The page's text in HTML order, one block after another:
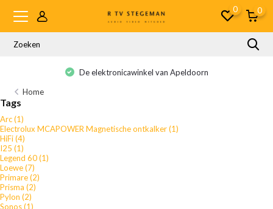
0 0
De elektronicawinkel van Apeldoorn
Home
Tags
Arc(1)
Electrolux MCAPOWER Magnetische ontkalker(1)
HiFi(4)
I25 (1)
Legend 60(1)
Loewe(7)
Primare(2)
Prisma (2)
Pylon (2)
Sonos(1)